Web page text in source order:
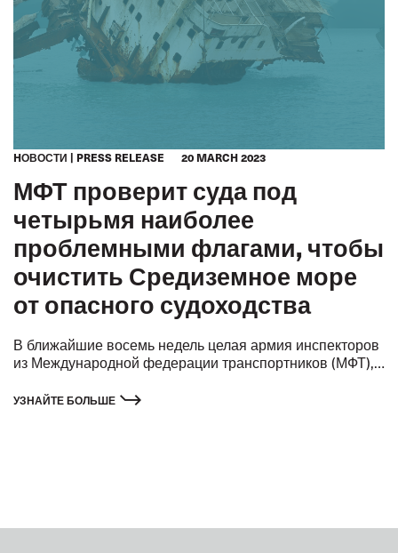
HОВОСТИ PRESS RELEASE 20 MARCH 2023
МФТ проверит суда под
четырьмя наиболее
проблемными флагами, чтобы
очистить Средиземное море
от опасного судоходства
В ближайшие восемь недель целая армия инспекторов
из Международной федерации транспортников (МФТ),
тысячи судов под флагами
УЗНАЙТЕ БОЛЬШЕ